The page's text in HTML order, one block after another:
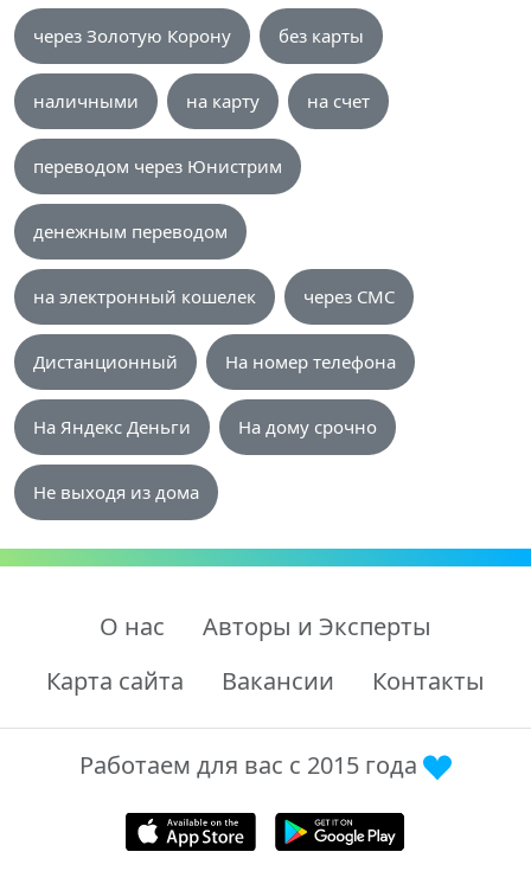
через Золотую Корону без карты
наличными на карту на счет
переводом через Юнистрим
денежным переводом
на электронный кошелек через СМС
Дистанционный На номер телефона
На Яндекс Деньги На дому срочно
Не выходя из дома
О нас
Авторы и Эксперты
Карта сайта
Вакансии Контакты
Работаем для вас с 2015 года